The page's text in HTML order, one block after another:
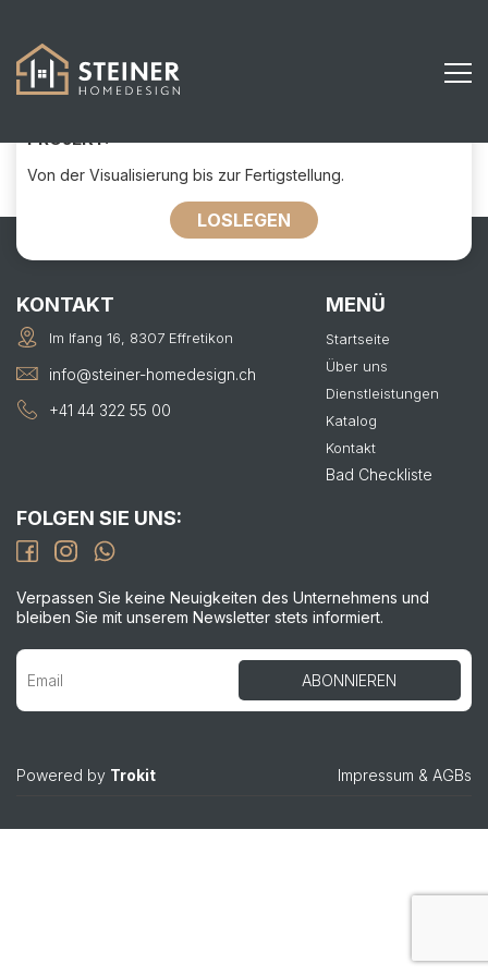
PROJEKT:
Von der Visualisierung bis zur Fertigstellung.
LOSLEGEN
KONTAKT
Im Ifang 16, 8307 Effretikon
info@steiner-homedesign.ch
+41 44 322 55 00
MENÜ
Startseite
Über uns
Dienstleistungen
Katalog
Kontakt
Bad Checkliste
FOLGEN SIE UNS:
Verpassen Sie keine Neuigkeiten des Unternehmens und
bleiben Sie mit unserem Newsletter stets informiert.
Powered by Trokit Impressum & AGBs